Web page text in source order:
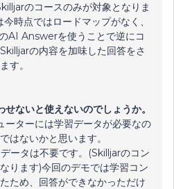
のコースのみが対象となりま
時点ではロードマップがなく、
AI Answerを使うことで逆にコ
の内容を加味した回答をさ
す。
ないと使えないのでしょうか。
ーターには学習データが必要なの
はないかと思います。
ータは不要です。(Skilljarのコン
ります)今回のデモでは学習コン
ため、回答ができなかっただけ